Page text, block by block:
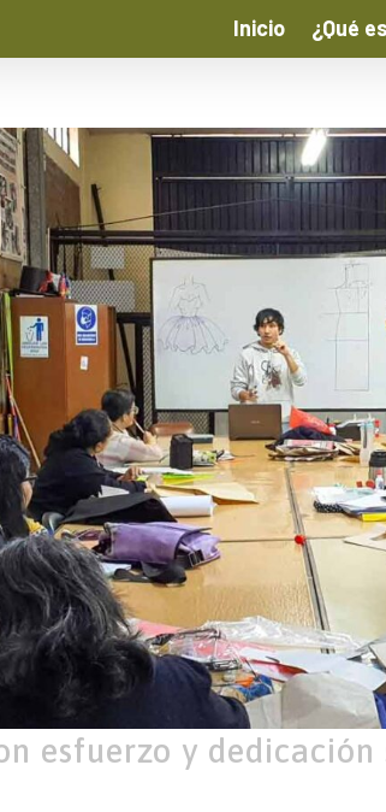
Inicio ¿Qué
esfuerzo y